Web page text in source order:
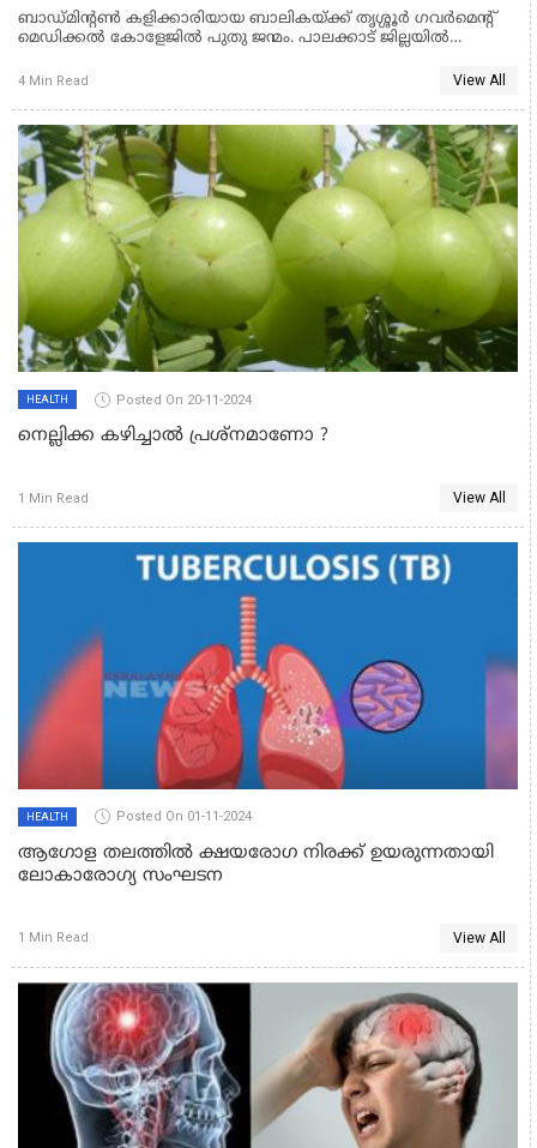
ബാഡ്മിന്റൺ കളിക്കാരിയായ ബാലികയ്ക്ക് തൃശ്ശൂർ ഗവർമെന്റ്
മെഡിക്കൽ കോളേജിൽ പുതു ജന്മം. പാലക്കാട് ജില്ലയിൽ
തൃശൂർ ഗവണ്മെന്റ് മെഡിക്കൽ കോളേജിൽ ശിശു ശസ്ത്രക്രിയ
തിരിച്ചുവന്നത്.
4 Min Read View All
HEALTH Posted On 20-11-2024
നെല്ലിക്ക കഴിച്ചാല്‍ പ്രശ്നമാണോ ?
1 Min Read View All
HEALTH Posted On 01-11-2024
ആഗോള തലത്തിൽ ക്ഷയരോഗ നിരക്ക് ഉയരുന്നതായി
ലോകാരോഗ്യ സംഘടന
1 Min Read View All